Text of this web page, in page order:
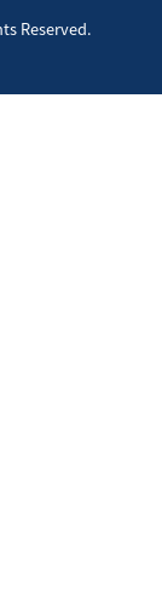
Reserved.